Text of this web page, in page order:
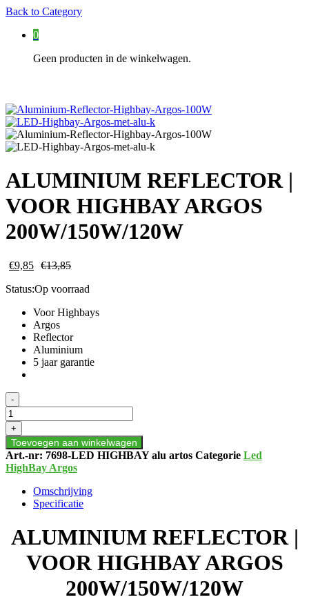
Back to Category
0
Geen producten in de winkelwagen.
ALUMINIUM REFLECTOR |
VOOR HIGHBAY ARGOS
200W/150W/120W
€9,85 €13,85
Status:Op voorraad
Voor Highbays
Argos
Reflector
Aluminium
5 jaar garantie
ALUMINIUM
REFLECTOR
|
VOOR
HIGHBAY
ARGOS
200W/150W/120W
-
+
Toevoegen aan winkelwagen
Art.-nr: 7698-LED HIGHBAY alu artos Categorie Led
HighBay Argos
Omschrijving
Specificatie
ALUMINIUM REFLECTOR |
VOOR HIGHBAY ARGOS
200W/150W/120W